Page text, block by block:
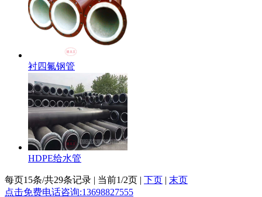
衬四氟钢管
HDPE给水管
每页15条/共29条记录 | 当前1/2页 | 下页 | 末页
点击免费电话咨询:13698827555